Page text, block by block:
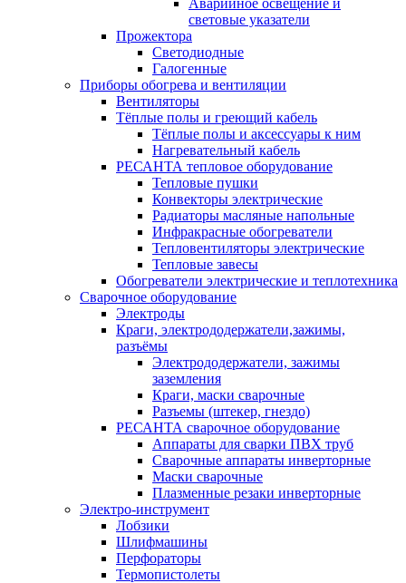
Аварийное освещение и
световые указатели
Прожектора
Светодиодные
Галогенные
Приборы обогрева и вентиляции
Вентиляторы
Тёплые полы и греющий кабель
Тёплые полы и аксессуары к ним
Нагревательный кабель
РЕСАНТА тепловое оборудование
Тепловые пушки
Конвекторы электрические
Радиаторы масляные напольные
Инфракрасные обогреватели
Тепловентиляторы электрические
Тепловые завесы
Обогреватели электрические и теплотехника
Сварочное оборудование
Электроды
Краги, электрододержатели,зажимы,
разъёмы
Электрододержатели, зажимы
заземления
Краги, маски сварочные
Разъемы (штекер, гнездо)
РЕСАНТА сварочное оборудование
Аппараты для сварки ПВХ труб
Сварочные аппараты инверторные
Маски сварочные
Плазменные резаки инверторные
Электро-инструмент
Лобзики
Шлифмашины
Перфораторы
Термопистолеты